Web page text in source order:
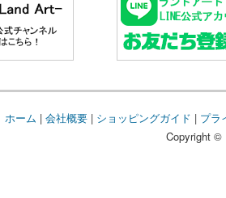
ホーム | 会社概要| ショッピングガイド | プラ
Copyright ©